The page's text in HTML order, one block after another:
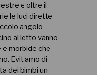
e oltre il
le luci dirette
angolo
al letto vanno
e morbide che
Evitiamo di
dei bimbi un